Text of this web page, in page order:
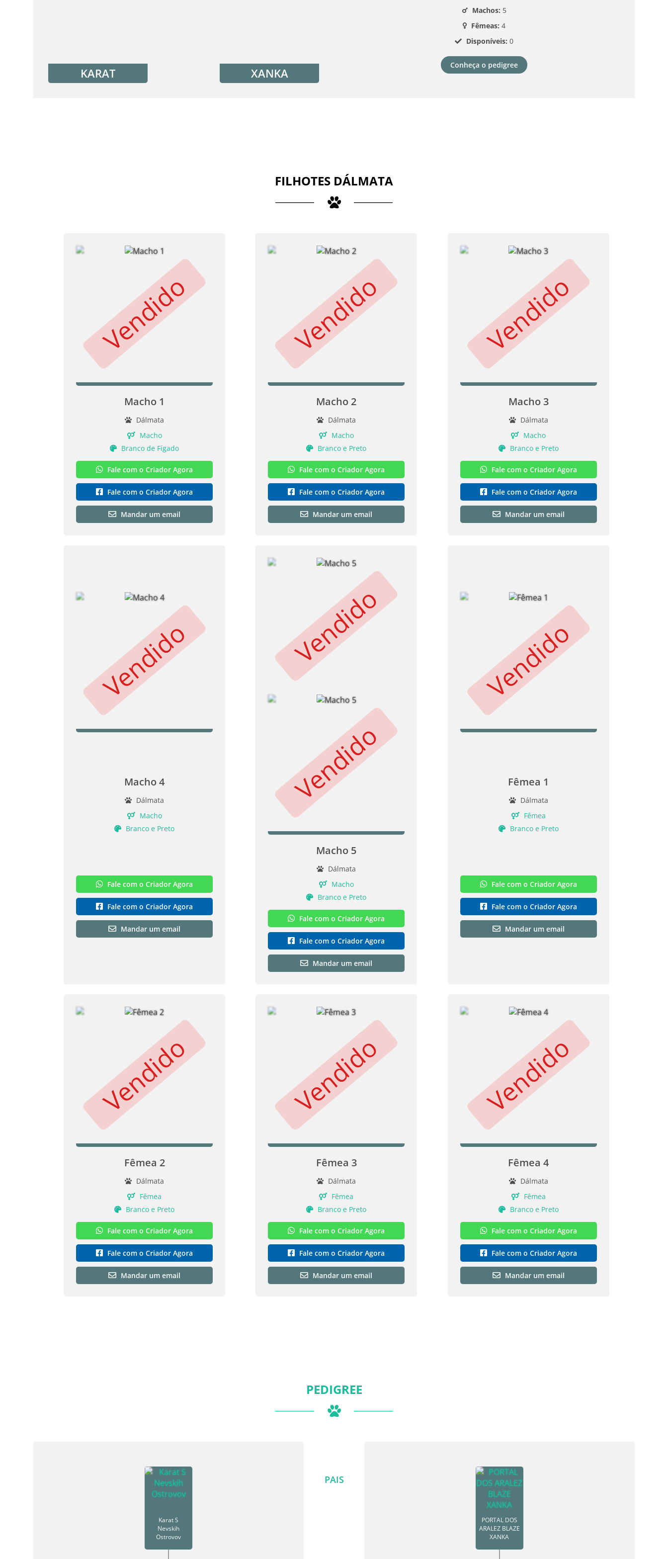
KARAT XANKA
Machos: 5
Fêmeas: 4
Disponíveis: 0
Conheça o pedigree
FILHOTES DÁLMATA
Vendido
Macho 1
Dálmata
Macho
Branco de Fígado
Fale com o Criador Agora
Fale com o Criador Agora
Mandar um email
Vendido
Macho 2
Dálmata
Macho
Branco e Preto
Fale com o Criador Agora
Fale com o Criador Agora
Mandar um email
Vendido
Macho 3
Dálmata
Macho
Branco e Preto
Fale com o Criador Agora
Fale com o Criador Agora
Mandar um email
Vendido
Macho 4
Dálmata
Macho
Branco e Preto
Fale com o Criador Agora
Fale com o Criador Agora
Mandar um email
Vendido
Vendido
Macho 5
Dálmata
Macho
Branco e Preto
Fale com o Criador Agora
Fale com o Criador Agora
Mandar um email
Vendido
Fêmea 1
Dálmata
Fêmea
Branco e Preto
Fale com o Criador Agora
Fale com o Criador Agora
Mandar um email
Vendido
Fêmea 2
Dálmata
Fêmea
Branco e Preto
Fale com o Criador Agora
Fale com o Criador Agora
Mandar um email
Vendido
Fêmea 3
Dálmata
Fêmea
Branco e Preto
Fale com o Criador Agora
Fale com o Criador Agora
Mandar um email
Vendido
Fêmea 4
Dálmata
Fêmea
Branco e Preto
Fale com o Criador Agora
Fale com o Criador Agora
Mandar um email
PEDIGREE
Karat S
Nevskih
Ostrovov
PAIS
PORTAL DOS
ARALEZ BLAZE
XANKA